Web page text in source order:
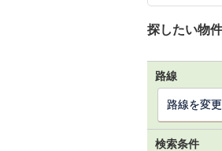
探したい物
路線
路線を変
検索条件